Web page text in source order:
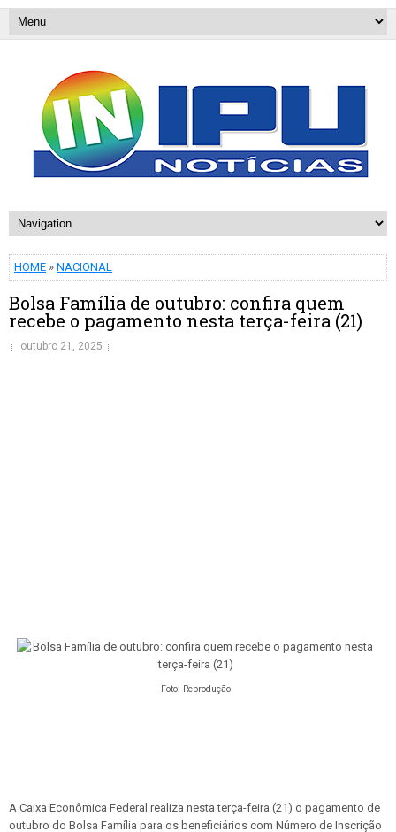
HOME » NACIONAL
Bolsa Família de outubro: confira quem
recebe o pagamento nesta terça-feira (21)
outubro 21, 2025
Foto: Reprodução
A Caixa Econômica Federal realiza nesta terça-feira (21) o pagamento de
outubro do Bolsa Família para os beneficiários com Número de Inscrição